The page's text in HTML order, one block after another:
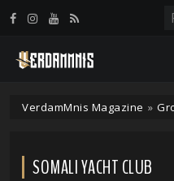
VerdamMnis Magazine »
SOMALI YACHT CLUB
Panneau de gestion des